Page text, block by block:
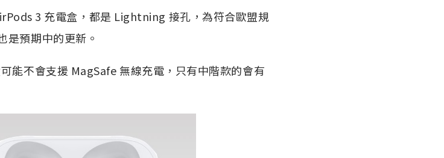
3 充電盒，都是 Lightning 接孔，為符合歐盟規
是預期中的更新。
能不會支援 MagSafe 無線充電，只有中階款的會有